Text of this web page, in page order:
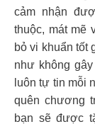
cảm nhận
thuộc, mát mẽ
bỏ vi khuẩn tốt
như không
luôn tự tin mỗi
quên chương
bạn sẽ được